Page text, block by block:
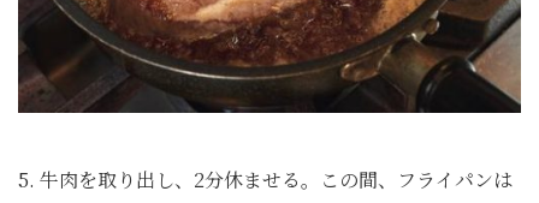
5. 牛肉を取り出し、2分休ませる。この間、フライパンは